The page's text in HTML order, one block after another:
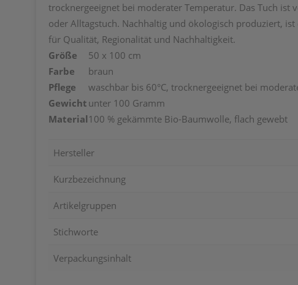
trocknergeeignet bei moderater Temperatur. Das Tuch ist
oder Alltagstuch. Nachhaltig und ökologisch produziert,
für Qualität, Regionalität und Nachhaltigkeit.
Größe
50 x 100 cm
Farbe
braun
Pflege
waschbar bis 60°C, trocknergeeignet bei
Gewicht unter 100 Gramm
Material 100 % gekämmte Bio-Baumwolle, flach gewebt
Hersteller
Kurzbezeichnung
Artikelgruppen
Stichworte
Verpackungsinhalt